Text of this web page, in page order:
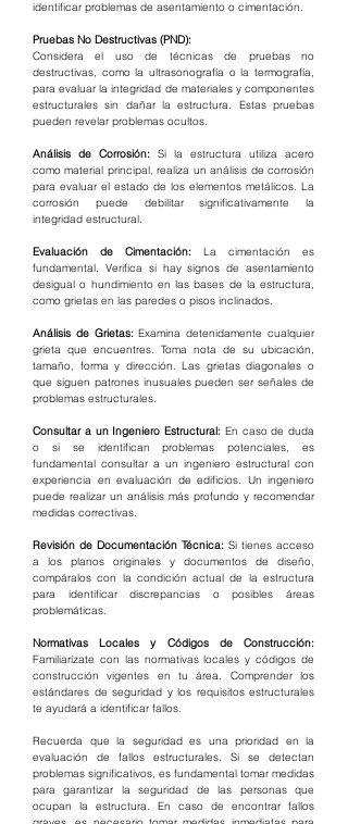
identificar problemas de asentamiento o cimentación.
Pruebas No Destructivas (PND):
Considera el uso de técnicas de pruebas no
destructivas, como la ultrasonografía o la termografía,
para evaluar la integridad de materiales y componentes
estructurales sin dañar la estructura. Estas pruebas
pueden revelar problemas ocultos.
Análisis de Corrosión: Si la estructura utiliza acero
como material principal, realiza un análisis de corrosión
para evaluar el estado de los elementos metálicos. La
corrosión puede debilitar significativamente la
integridad estructural.
Evaluación de Cimentación: La cimentación es
fundamental. Verifica si hay signos de asentamiento
desigual o hundimiento en las bases de la estructura,
como grietas en las paredes o pisos inclinados.
Análisis de Grietas: Examina detenidamente cualquier
grieta que encuentres. Toma nota de su ubicación,
tamaño, forma y dirección. Las grietas diagonales o
que siguen patrones inusuales pueden ser señales de
problemas estructurales.
Consultar a un Ingeniero Estructural: En caso de duda
o si se identifican problemas potenciales, es
fundamental consultar a un ingeniero estructural con
experiencia en evaluación de edificios. Un ingeniero
puede realizar un análisis más profundo y recomendar
medidas correctivas.
Revisión de Documentación Técnica: Si tienes acceso
a los planos originales y documentos de diseño,
compáralos con la condición actual de la estructura
para identificar discrepancias o posibles áreas
problemáticas.
Normativas Locales y Códigos de Construcción:
Familiarízate con las normativas locales y códigos de
construcción vigentes en tu área. Comprender los
estándares de seguridad y los requisitos estructurales
te ayudará a identificar fallos.
Recuerda que la seguridad es una prioridad en la
evaluación de fallos estructurales. Si se detectan
problemas significativos, es fundamental tomar medidas
para garantizar la seguridad de las personas que
ocupan la estructura. En caso de encontrar fallos